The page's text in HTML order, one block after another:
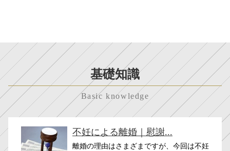
基礎知識
Basic knowledge
不妊による離婚｜慰謝...
離婚の理由はさまざまですが、今回は不妊